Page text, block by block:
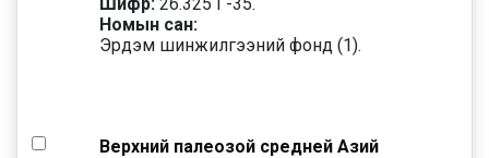
Номын сан:
Эрдэм шинжилгээний фонд (1).
Верхний палеозой средней Азий